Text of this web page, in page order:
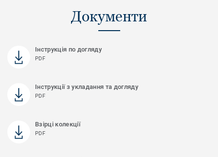
Документи
Інструкція по догляду
PDF
Інструкції з укладання та догляду
PDF
Взірці колекції
PDF